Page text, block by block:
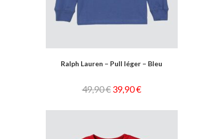
Ralph Lauren – Pull léger – Bleu
49,90€ 39,90€